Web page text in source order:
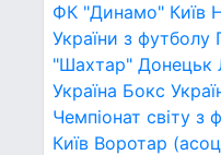
ФК "Динамо" Київ
України з футболу
"Шахтар" Донецьк
Україна Бокс
Чемпіонат світу з
Київ Воротар